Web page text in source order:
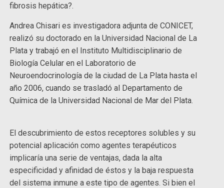
fibrosis hepática?.
Andrea Chisari es investigadora adjunta de CONICET,
realizó su doctorado en la Universidad Nacional de La
Plata y trabajó en el Instituto Multidisciplinario de
Biología Celular en el Laboratorio de
Neuroendocrinología de la ciudad de La Plata hasta el
año 2006, cuando se trasladó al Departamento de
Química de la Universidad Nacional de Mar del Plata.
El descubrimiento de estos receptores solubles y su
potencial aplicación como agentes terapéuticos
implicaría una serie de ventajas, dada la alta
especificidad y afinidad de éstos y la baja respuesta
del sistema inmune a este tipo de agentes. Si bien el